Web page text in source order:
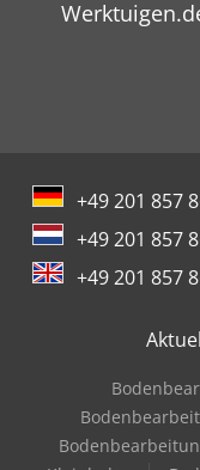
+49 201 857
+49 201 857
+49 201 857